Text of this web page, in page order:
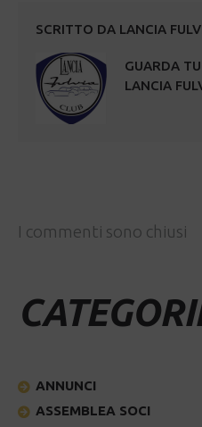
SCRITTO DA LANCIA
GUARDA
LANCIA
I commenti sono chiusi
ANNUNCI
ASSEMBLEA SOCI